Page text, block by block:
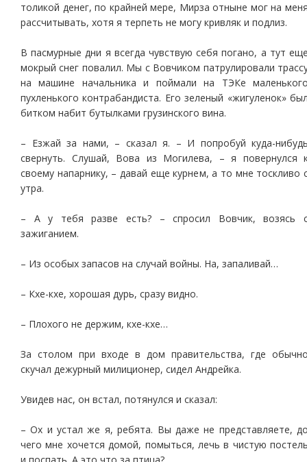
толикой денег, по крайней мере, Мирза отныне мог на
рассчитывать, хотя я терпеть не могу кривляк и подлиз.
В пасмурные дни я всегда чувствую себя погано, а тут
мокрый снег повалил. Мы с Вовчиком патрулировали
на машине начальника и поймали на ТЭКе
пухленького контрабандиста. Его зеленый «жигуленок»
битком набит бутылками грузинского вина.
– Езжай за нами, – сказал я. – И попробуй куда-
свернуть. Слушай, Вова из Могилева, – я повернулся
своему напарнику, – давай еще курнем, а то мне тоскливо
утра.
– А у тебя разве есть? – спросил Вовчик, возясь
зажиганием.
– Из особых запасов на случай войны. На, запаливай…
– Кхе-кхе, хорошая дурь, сразу видно.
– Плохого не держим, кхе-кхе…
За столом при входе в дом правительства, где
скучал дежурный милиционер, сидел Андрейка.
Увидев нас, он встал, потянулся и сказал:
– Ох и устал же я, ребята. Вы даже не представляете,
чего мне хочется домой, помыться, лечь в чистую